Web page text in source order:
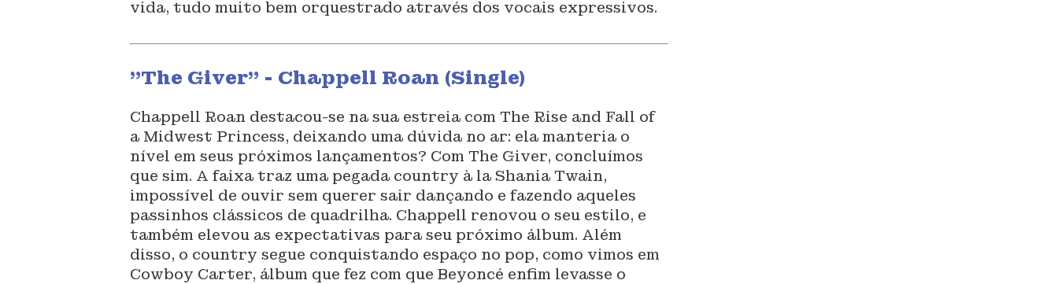
vida, tudo muito bem orquestrado através dos vocais expressivos.
"The Giver" - Chappell Roan (Single)
Chappell Roan destacou-se na sua estreia com The Rise and Fall of
a Midwest Princess, deixando uma dúvida no ar: ela manteria o
nível em seus próximos lançamentos? Com The Giver, concluímos
que sim. A faixa traz uma pegada country à la Shania Twain,
impossível de ouvir sem querer sair dançando e fazendo aqueles
passinhos clássicos de quadrilha. Chappell renovou o seu estilo, e
também elevou as expectativas para seu próximo álbum. Além
disso, o country segue conquistando espaço no pop, como vimos em
Cowboy Carter, álbum que fez com que Beyoncé enfim levasse o